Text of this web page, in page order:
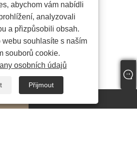
abychom vám nabídli
analyzovali
a přizpůsobili obsah.
webu souhlasíte s naším
souborů cookie.
osobních údajů
Přijmout